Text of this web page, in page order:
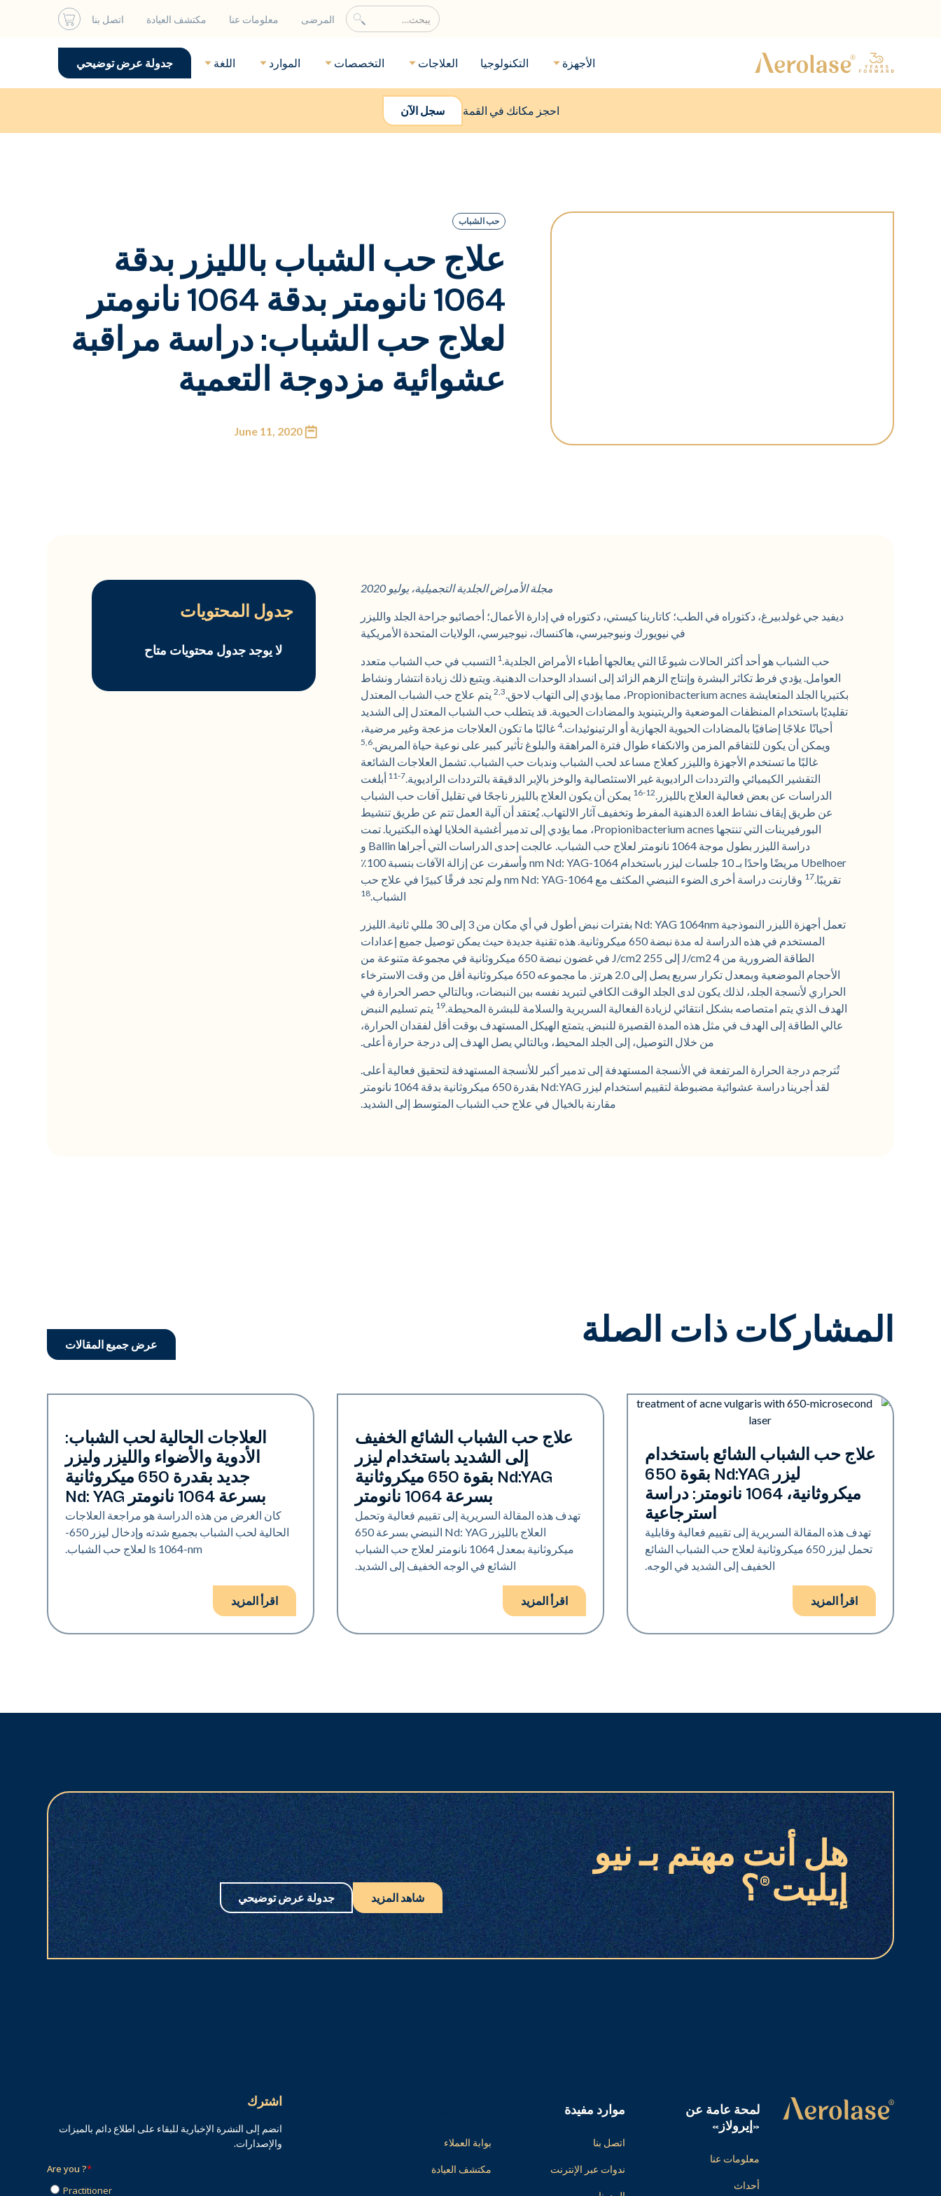
المرضى معلومات عنا مكتشف العيادة اتصل بنا
الأجهزة التكنولوجيا العلاجات التخصصات الموارد اللغة جدولة عرض توضيحي
احجز مكانك في القمة سجل الآن
حب الشباب
علاج حب الشباب بالليزر بدقة
1064 نانومتر بدقة 1064 نانومتر
لعلاج حب الشباب: دراسة مراقبة
عشوائية مزدوجة التعمية
June 11, 2020
مجلة الأمراض الجلدية التجميلية، يوليو 2020
ديفيد جي غولدبيرغ، دكتوراه في الطب؛ كاتارينا كيستي، دكتوراه في إدارة الأعمال؛ أخصائيو جراحة الجلد والليزر
في نيويورك ونيوجيرسي، هاكنساك، نيوجيرسي، الولايات المتحدة الأمريكية
حب الشباب هو أحد أكثر الحالات شيوعًا التي يعالجها أطباء الأمراض الجلدية.1 التسبب في حب الشباب متعدد
العوامل. يؤدي فرط تكاثر البشرة وإنتاج الزهم الزائد إلى انسداد الوحدات الدهنية. ويتبع ذلك زيادة انتشار ونشاط
بكتيريا الجلد المتعايشة Propionibacterium acnes، مما يؤدي إلى التهاب لاحق.
2,3يتم علاج حب الشباب المعتدل
تقليديًا باستخدام المنظفات الموضعية والريتينويد والمضادات الحيوية. قد يتطلب حب الشباب المعتدل إلى الشديد
أحيانًا علاجًا إضافيًا بالمضادات الحيوية الجهازية أو الرتينوئيدات.4غالبًا ما تكون العلاجات مزعجة وغير مرضية،
ويمكن أن يكون للتفاقم المزمن والانكفاء طوال فترة المراهقة والبلوغ تأثير كبير على نوعية حياة المريض.5,6
غالبًا ما تستخدم الأجهزة والليزر كعلاج مساعد لحب الشباب وندبات حب الشباب. تشمل العلاجات الشائعة
التقشير الكيميائي والترددات الراديوية غير الاستئصالية والوخز بالإبر الدقيقة بالترددات الراديوية.7-11
أبلغت
الدراسات عن بعض فعالية العلاج بالليزر.12-16
يمكن أن يكون العلاج بالليزر ناجحًا في تقليل آفات حب الشباب
عن طريق إيقاف نشاط الغدة الدهنية المفرط وتخفيف آثار الالتهاب. يُعتقد أن آلية العمل تتم عن طريق تنشيط
البورفيرينات التي تنتجها Propionibacterium acnes، مما يؤدي إلى تدمير أغشية الخلايا لهذه البكتيريا. تمت
دراسة الليزر بطول موجة 1064 نانومتر لعلاج حب الشباب. عالجت إحدى الدراسات التي أجراها Ballin و
Ubelhoer مريضًا واحدًا بـ 10 جلسات ليزر باستخدام 1064-nm Nd: YAG وأسفرت عن إزالة الآفات بنسبة 100٪
تقريبًا.17
وقارنت دراسة أخرى الضوء النبضي المكثف مع 1064-nm Nd: YAG ولم تجد فرقًا كبيرًا في علاج حب
الشباب.18
تعمل أجهزة الليزر النموذجية Nd: YAG 1064nm بفترات نبض أطول في أي مكان من 3 إلى 30 مللي ثانية. الليزر
المستخدم في هذه الدراسة له مدة نبضة 650 ميكروثانية. هذه تقنية جديدة حيث يمكن توصيل جميع إعدادات
الطاقة الضرورية من 4 J/cm2 إلى 255 J/cm2 في غضون نبضة 650 ميكروثانية في مجموعة متنوعة من
الأحجام الموضعية وبمعدل تكرار سريع يصل إلى 2.0 هرتز. ما مجموعه 650 ميكروثانية أقل من وقت الاسترخاء
الحراري لأنسجة الجلد، لذلك يكون لدى الجلد الوقت الكافي لتبريد نفسه بين النبضات، وبالتالي حصر الحرارة في
الهدف الذي يتم امتصاصه بشكل انتقائي لزيادة الفعالية السريرية والسلامة للبشرة المحيطة.19 يتم تسليم النبض
عالي الطاقة إلى الهدف في مثل هذه المدة القصيرة للنبض. يتمتع الهيكل المستهدف بوقت أقل لفقدان الحرارة،
من خلال التوصيل، إلى الجلد المحيط، وبالتالي يصل الهدف إلى درجة حرارة أعلى.
تُترجم درجة الحرارة المرتفعة في الأنسجة المستهدفة إلى تدمير أكبر للأنسجة المستهدفة لتحقيق فعالية أعلى.
لقد أجرينا دراسة عشوائية مضبوطة لتقييم استخدام ليزر Nd:YAG بقدرة 650 ميكروثانية بدقة 1064 نانومتر
مقارنة بالخيال في علاج حب الشباب المتوسط إلى الشديد.
جدول المحتويات
لا يوجد جدول محتويات متاح
المشاركات ذات الصلة عرض جميع المقالات
حب الشباب
علاج حب الشباب الشائع باستخدام
ليزر Nd:YAG بقوة 650
ميكروثانية، 1064 نانومتر: دراسة
استرجاعية
تهدف هذه المقالة السريرية إلى تقييم فعالية وقابلية
تحمل ليزر 650 ميكروثانية لعلاج حب الشباب الشائع
الخفيف إلى الشديد في الوجه.
اقرأ المزيد
حب الشباب
علاج حب الشباب الشائع الخفيف
إلى الشديد باستخدام ليزر
Nd:YAG بقوة 650 ميكروثانية
بسرعة 1064 نانومتر
تهدف هذه المقالة السريرية إلى تقييم فعالية وتحمل
العلاج بالليزر Nd: YAG النبضي بسرعة 650
ميكروثانية بمعدل 1064 نانومتر لعلاج حب الشباب
الشائع في الوجه الخفيف إلى الشديد.
اقرأ المزيد
حب الشبابالعلاجات الحالية لحب الشباب:
الأدوية والأضواء والليزر وليزر
جديد بقدرة 650 ميكروثانية
بسرعة 1064 نانومتر Nd: YAG
كان الغرض من هذه الدراسة هو مراجعة العلاجات
الحالية لحب الشباب بجميع شدته وإدخال ليزر 650-
ls 1064-nm لعلاج حب الشباب.
اقرأ المزيد
هل أنت مهتم بـ نيو
إيليت®؟
شاهد المزيد جدولة عرض توضيحي
لمحة عامة عن
«إيرولاز»
معلومات عنا
أحداث
موارد مفيدة
اتصل بنا
ندوات عبر الإنترنت
بوابة العملاء
مكتشف العيادة
اشترك
انضم إلى النشرة الإخبارية للبقاء على اطلاع دائم بالميزات
والإصدارات.